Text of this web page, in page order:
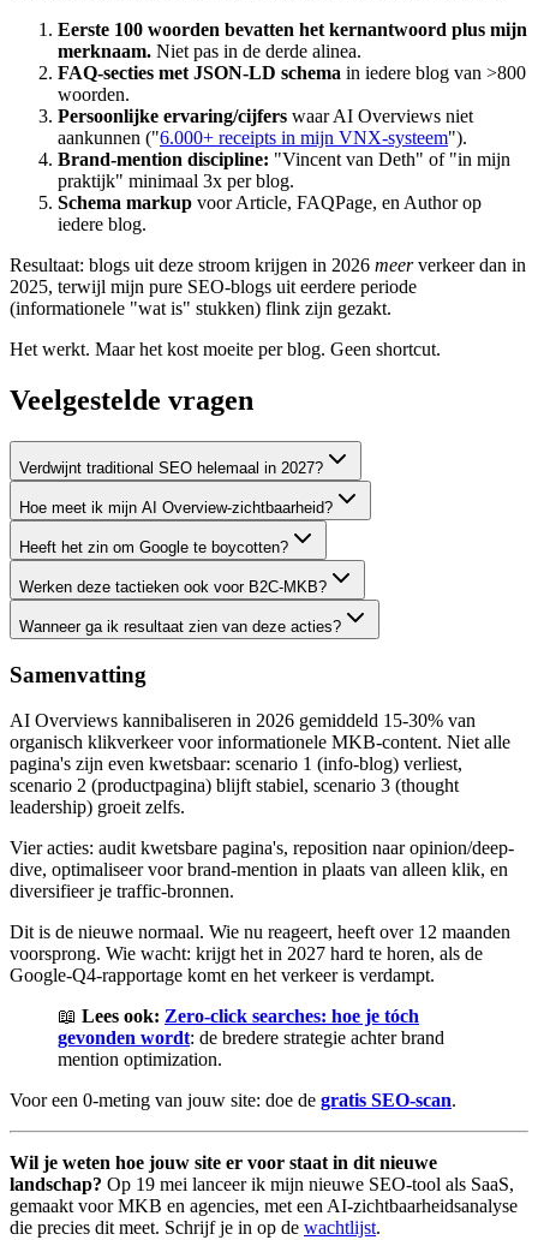
Eerste 100 woorden bevatten het kernantwoord plus mijn
merknaam. Niet pas in de derde alinea.
FAQ-secties met JSON-LD schema in iedere blog van >800
woorden.
Persoonlijke ervaring/cijfers waar AI Overviews niet
aankunnen ("6.000+ receipts in mijn VNX-systeem").
Brand-mention discipline: "Vincent van Deth" of "in mijn
praktijk" minimaal 3x per blog.
Schema markup voor Article, FAQPage, en Author op
iedere blog.
Resultaat: blogs uit deze stroom krijgen in 2026 meerverkeer dan in
2025, terwijl mijn pure SEO-blogs uit eerdere periode
(informationele "wat is" stukken) flink zijn gezakt.
Het werkt. Maar het kost moeite per blog. Geen shortcut.
Veelgestelde vragen
Verdwijnt traditional SEO helemaal in 2027?
Hoe meet ik mijn AI Overview-zichtbaarheid?
Heeft het zin om Google te boycotten?
Werken deze tactieken ook voor B2C-MKB?
Wanneer ga ik resultaat zien van deze acties?
Samenvatting
AI Overviews kannibaliseren in 2026 gemiddeld 15-30% van
organisch klikverkeer voor informationele MKB-content. Niet alle
pagina's zijn even kwetsbaar: scenario 1 (info-blog) verliest,
scenario 2 (productpagina) blijft stabiel, scenario 3 (thought
leadership) groeit zelfs.
Vier acties: audit kwetsbare pagina's, reposition naar opinion/deep-
dive, optimaliseer voor brand-mention in plaats van alleen klik, en
diversifieer je traffic-bronnen.
Dit is de nieuwe normaal. Wie nu reageert, heeft over 12 maanden
voorsprong. Wie wacht: krijgt het in 2027 hard te horen, als de
Google-Q4-rapportage komt en het verkeer is verdampt.
📖 Lees ook: Zero-click searches: hoe je tóch
gevonden wordt: de bredere strategie achter brand
mention optimization.
Voor een 0-meting van jouw site: doe de gratis SEO-scan.
Wil je weten hoe jouw site er voor staat in dit nieuwe
landschap? Op 19 mei lanceer ik mijn nieuwe SEO-tool als SaaS,
gemaakt voor MKB en agencies, met een AI-zichtbaarheidsanalyse
die precies dit meet. Schrijf je in op de wachtlijst.